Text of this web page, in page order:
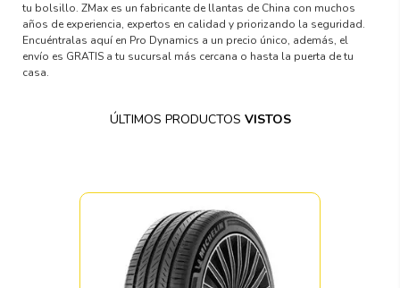
tu bolsillo. ZMax es un fabricante de llantas de China con muchos
años de experiencia, expertos en calidad y priorizando la seguridad.
Encuéntralas aquí en Pro Dynamics a un precio único, además, el
envío es GRATIS a tu sucursal más cercana o hasta la puerta de tu
casa.
ÚLTIMOS PRODUCTOS VISTOS